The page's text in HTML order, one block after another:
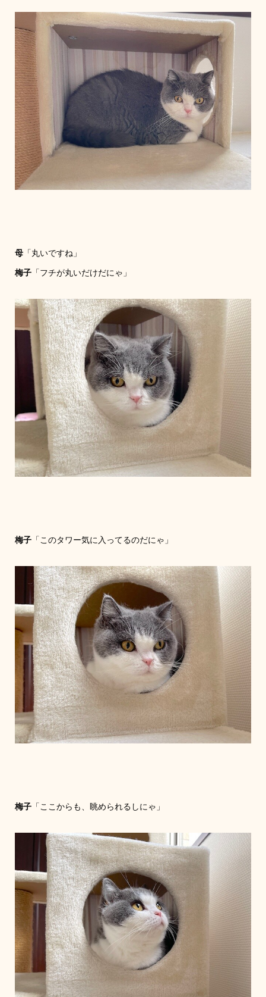
母「丸いですね」
梅子「フチが丸いだけだにゃ」
梅子「このタワー気に入ってるのだにゃ」
梅子「ここからも、眺められるしにゃ」